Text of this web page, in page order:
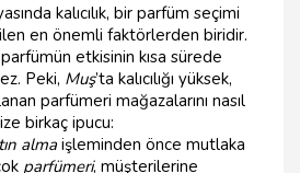
kalıcılık, bir parfüm seçimi
en önemli faktörlerden biridir.
parfümün etkisinin kısa sürede
Peki, Muş’ta kalıcılığı yüksek,
parfümeri mağazalarını nasıl
birkaç ipucu:
almaişleminden önce mutlaka
parfümeri, müşterilerine